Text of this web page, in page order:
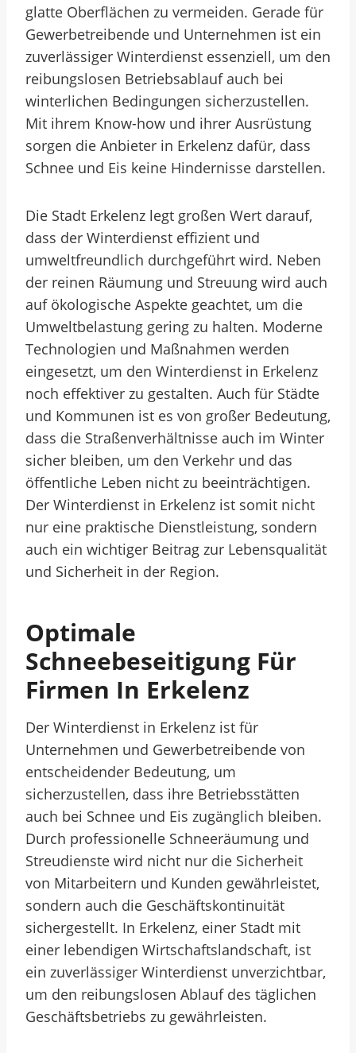
glatte Oberflächen zu vermeiden. Gerade für
Gewerbetreibende und Unternehmen ist ein
zuverlässiger Winterdienst essenziell, um den
reibungslosen Betriebsablauf auch bei
winterlichen Bedingungen sicherzustellen.
Mit ihrem Know-how und ihrer Ausrüstung
sorgen die Anbieter in Erkelenz dafür, dass
Schnee und Eis keine Hindernisse darstellen.
Die Stadt Erkelenz legt großen Wert darauf,
dass der Winterdienst effizient und
umweltfreundlich durchgeführt wird. Neben
der reinen Räumung und Streuung wird auch
auf ökologische Aspekte geachtet, um die
Umweltbelastung gering zu halten. Moderne
Technologien und Maßnahmen werden
eingesetzt, um den Winterdienst in Erkelenz
noch effektiver zu gestalten. Auch für Städte
und Kommunen ist es von großer Bedeutung,
dass die Straßenverhältnisse auch im Winter
sicher bleiben, um den Verkehr und das
öffentliche Leben nicht zu beeinträchtigen.
Der Winterdienst in Erkelenz ist somit nicht
nur eine praktische Dienstleistung, sondern
auch ein wichtiger Beitrag zur Lebensqualität
und Sicherheit in der Region.
Optimale
Schneebeseitigung Für
Firmen In Erkelenz
Der Winterdienst in Erkelenz ist für
Unternehmen und Gewerbetreibende von
entscheidender Bedeutung, um
sicherzustellen, dass ihre Betriebsstätten
auch bei Schnee und Eis zugänglich bleiben.
Durch professionelle Schneeräumung und
Streudienste wird nicht nur die Sicherheit
von Mitarbeitern und Kunden gewährleistet,
sondern auch die Geschäftskontinuität
sichergestellt. In Erkelenz, einer Stadt mit
einer lebendigen Wirtschaftslandschaft, ist
ein zuverlässiger Winterdienst unverzichtbar,
um den reibungslosen Ablauf des täglichen
Geschäftsbetriebs zu gewährleisten.